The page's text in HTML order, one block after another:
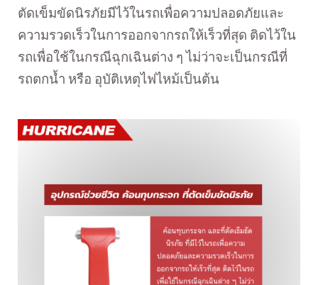
ตัดเข็มขัดนิรภัยมีไว้ในรถเพื่อความปลอดภัยและ
ความรวดเร็วในการออกจากรถให้เร็วที่สุด ติดไว้ใน
รถเพื่อใช้ในกรณีฉุกเฉินต่าง ๆ ไม่ว่าจะเป็นกรณีที่
รถตกน้ำ หรือ อุบัติเหตุไฟไหม้เป็นต้น